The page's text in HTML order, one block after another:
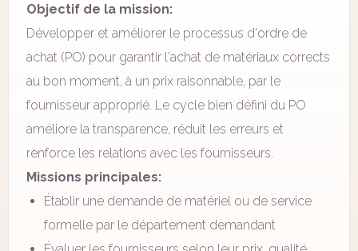
Objectif de la mission:
Développer et améliorer le processus d'ordre de
achat (PO) pour garantir l'achat de matériaux corrects
au bon moment, à un prix raisonnable, par le
fournisseur approprié. Le cycle bien défini du PO
améliore la transparence, réduit les erreurs et
renforce les relations avec les fournisseurs.
Missions principales:
Établir une demande de matériel ou de service
formelle par le département demandant